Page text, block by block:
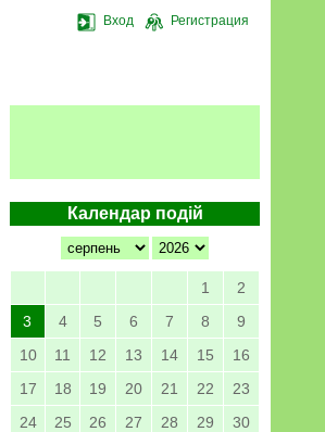
Вход Регистрация
Календар подій
1
2
3
4 5 6 7 8
9
10
11 12 13 14 15
16
17
18 19 20 21 22
23
24
25 26 27 28 29
30